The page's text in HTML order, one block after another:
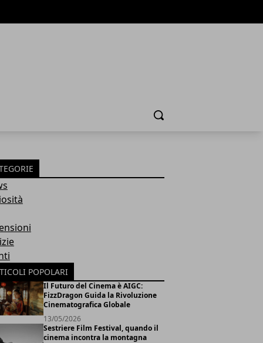
Cerca
POPOLARI
Il Futuro del Cinema è AIGC:
FizzDragon Guida la Rivoluzione
Cinematografica Globale
13/05/2026
Sestriere Film Festival, quando il
cinema incontra la montagna